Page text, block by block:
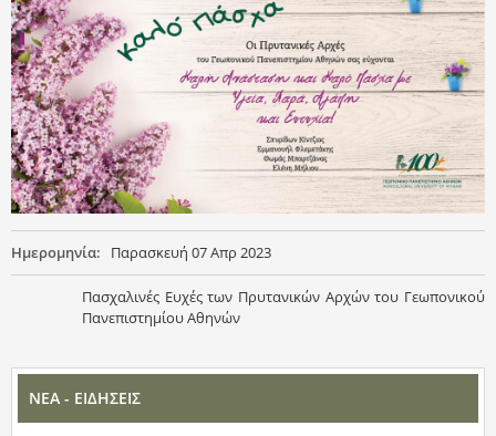
Ημερομηνία: Παρασκευή 07 Απρ 2023
Πασχαλινές Ευχές των Πρυτανικών Αρχών του Γεωπονικού
Πανεπιστημίου Αθηνών
ΝΕΑ - ΕΙΔΗΣΕΙΣ